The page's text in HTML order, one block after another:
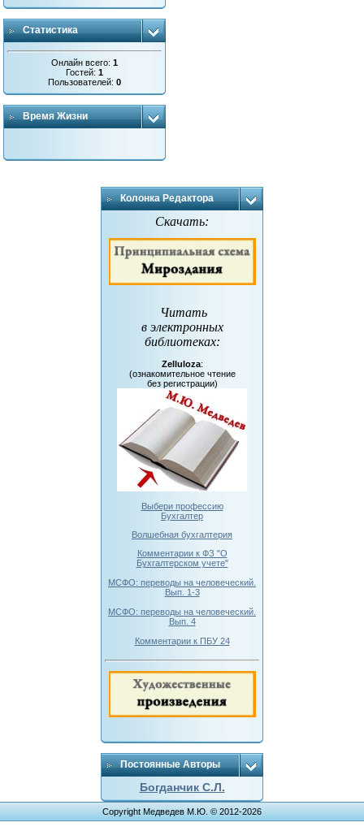
Статистика
Онлайн всего:1
Гостей:1
Пользователей:0
Время Жизни
Колонка Редактора
Скачать:
Читать
в электронных
библиотеках:
Zelluloza:
(ознакомительное чтение
без регистрации)
Выбери профессию
Бухгалтер
Волшебная бухгалтерия
Комментарии к ФЗ "О
Бухгалтерском учете"
МСФО: переводы на человеческий.
Вып. 1-3
МСФО: переводы на человеческий.
Вып. 4
Комментарии к ПБУ 24
Постоянные Авторы
Богданчик С.Л.
Copyright Медведев М.Ю. © 2012-2026